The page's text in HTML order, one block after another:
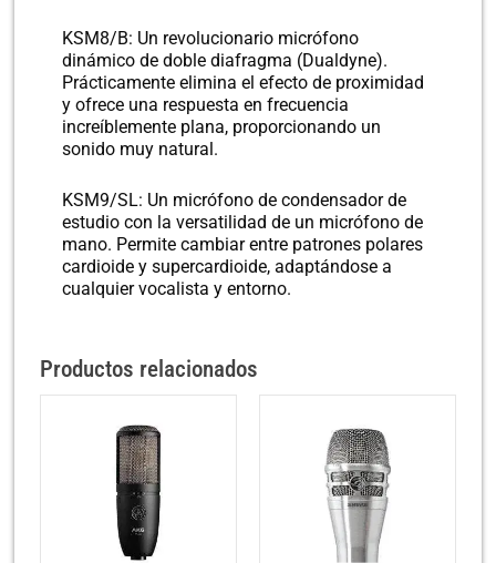
KSM8/B: Un revolucionario micrófono
dinámico de doble diafragma (Dualdyne).
Prácticamente elimina el efecto de proximidad
y ofrece una respuesta en frecuencia
increíblemente plana, proporcionando un
sonido muy natural.
KSM9/SL: Un micrófono de condensador de
estudio con la versatilidad de un micrófono de
mano. Permite cambiar entre patrones polares
cardioide y supercardioide, adaptándose a
cualquier vocalista y entorno.
Productos relacionados